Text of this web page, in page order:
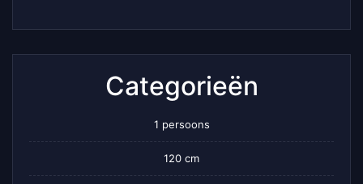
Categorieën
1 persoons
120 cm